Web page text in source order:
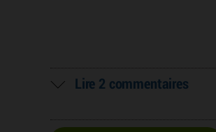
Lire 2 commentaires